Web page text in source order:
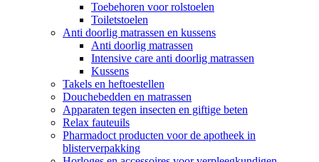
Toebehoren voor rolstoelen
Toiletstoelen
Anti doorlig matrassen en kussens
Anti doorlig matrassen
Intensive care anti doorlig matrassen
Kussens
Takels en heftoestellen
Douchebedden en matrassen
Apparaten tegen insecten en giftige beten
Relax fauteuils
Pharmadoct producten voor de apotheek in
blisterverpakking